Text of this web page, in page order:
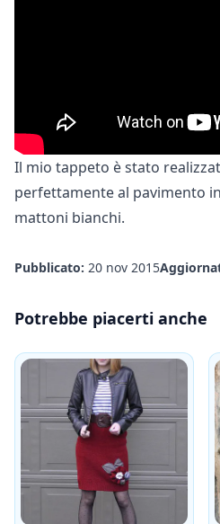
Il mio tappeto è stato
perfettamente al pavimento
mattoni bianchi.
Pubblicato: 20 nov 2015
Potrebbe piacerti anche